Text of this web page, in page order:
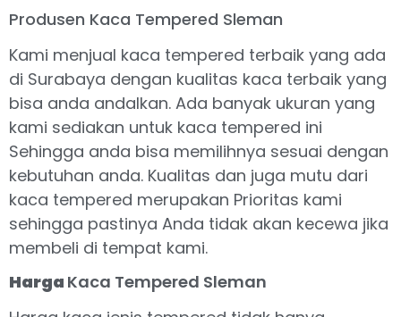
Produsen Kaca Tempered Sleman
Kami menjual kaca tempered terbaik yang ada
di Surabaya dengan kualitas kaca terbaik yang
bisa anda andalkan. Ada banyak ukuran yang
kami sediakan untuk kaca tempered ini
Sehingga anda bisa memilihnya sesuai dengan
kebutuhan anda. Kualitas dan juga mutu dari
kaca tempered merupakan Prioritas kami
sehingga pastinya Anda tidak akan kecewa jika
membeli di tempat kami.
Harga Kaca Tempered Sleman